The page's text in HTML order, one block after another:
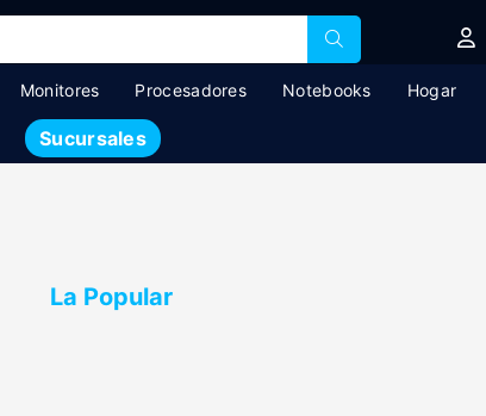
Monitores Procesadores Notebooks Hogar
Sucursales
La Popular